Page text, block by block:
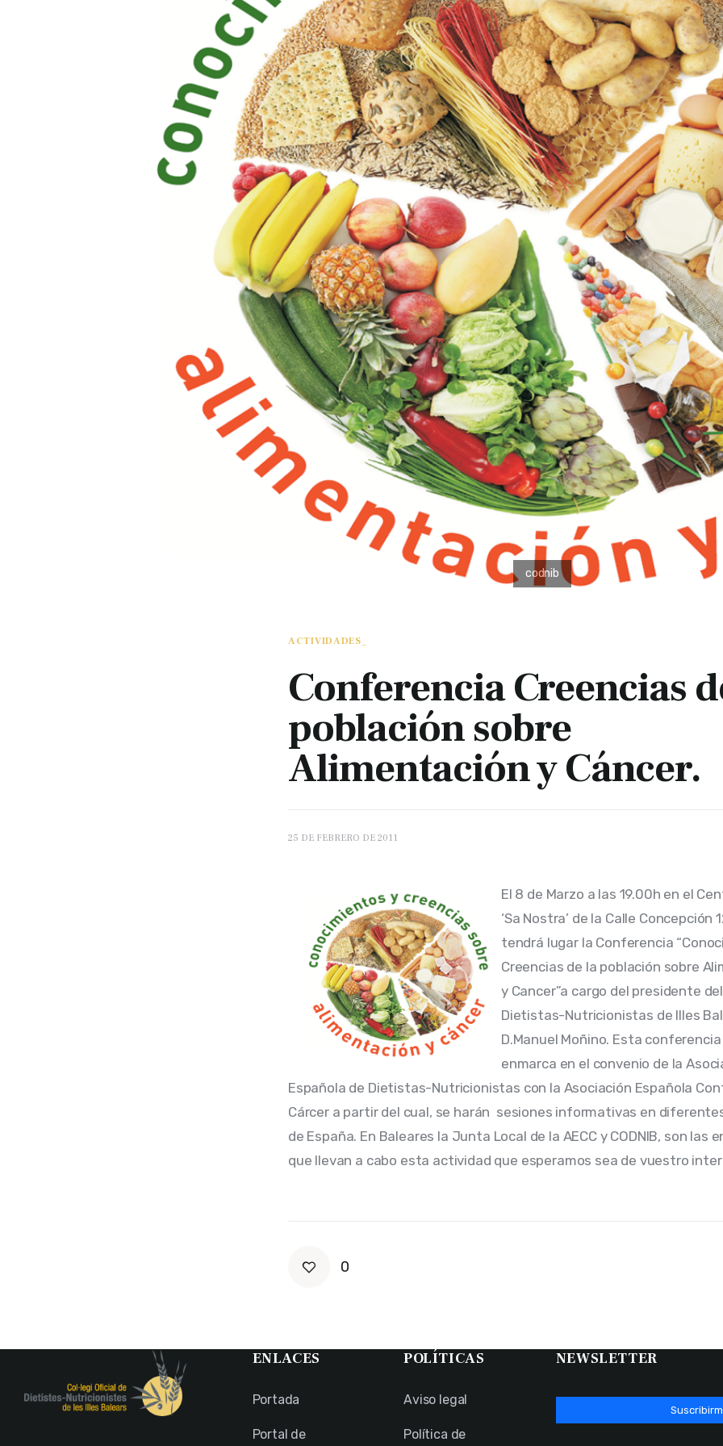
ACTIVIDADES_
Conferencia Creencias
población sobre
Alimentación y Cáncer.
25 DE FEBRERO DE 2011
El 8 de Marzo a las 19.00h en el
‘Sa Nostra’ de la Calle Concepción
tendrá lugar la Conferencia
Creencias de la población sobre
y Cancer”a cargo del presidente
Dietistas-Nutricionistas de Illes
D.Manuel Moñino. Esta
enmarca en el convenio de la
Española de Dietistas-Nutricionistas con la Asociación Española
Cárcer a partir del cual, se harán  sesiones informativas en
de España. En Baleares la Junta Local de la AECC y CODNIB, son las
que llevan a cabo esta actividad que esperamos sea de vuestro
0
ENLACES
Portada
Portal de
POLÍTICAS
Aviso legal
Política de
NEWSLETTER